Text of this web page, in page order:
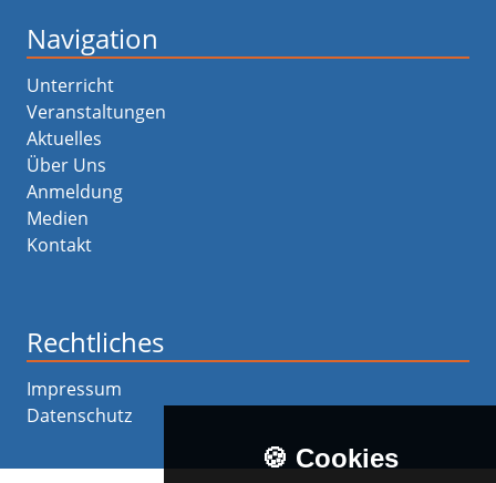
Navigation
Unterricht
Veranstaltungen
Aktuelles
Über Uns
Anmeldung
Medien
Kontakt
Rechtliches
Impressum
Datenschutz
🍪 Cookies